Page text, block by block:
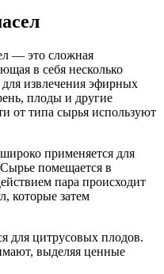
— это сложная
в себя несколько
извлечения эфирных
плоды и другие
от типа сырья используют
применяется для
помещается в
пара происходит
которые затем
для цитрусовых плодов.
выделяя ценные